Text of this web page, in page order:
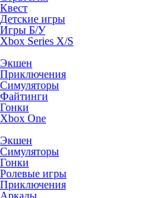
Квест
Детские игры
Игры Б/У
Xbox Series X/S
Экшен
Приключения
Симуляторы
Файтинги
Гонки
Xbox One
Экшен
Симуляторы
Гонки
Ролевые игры
Приключения
Аркады